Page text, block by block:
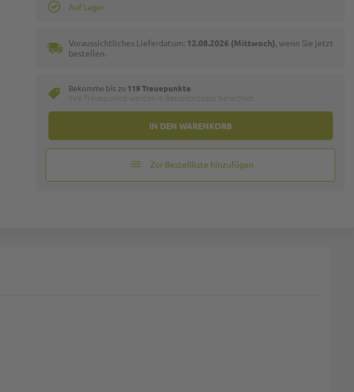
IN DEN WARENKORB
Auf Lager
Voraussichtliches Lieferdatum: 12.08.2026 (Mittwoch), wenn Sie jetzt
bestellen.
Bekomme bis zu 119 Treuepunkte
Zur Bestellliste hinzufügen